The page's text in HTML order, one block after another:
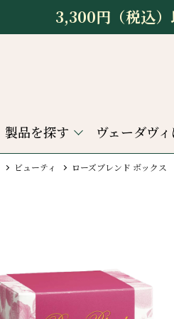
3,300円（税込
製品を探す ヴェーダヴ
ビューティ ローズブレンド ボックス